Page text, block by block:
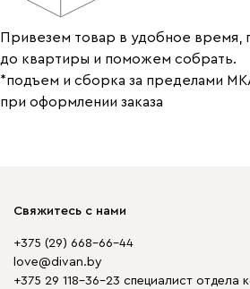
Привезем товар в удобное время,
до квартиры и поможем собрать.
*подъем и сборка за пределами
при оформлении заказа
Свяжитесь с нами
+375 (29) 668-66-44
love@divan.by
+375 29 118-36-23 специалист отдела